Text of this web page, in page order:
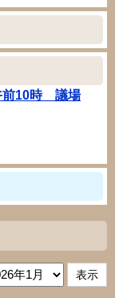
10時 議場